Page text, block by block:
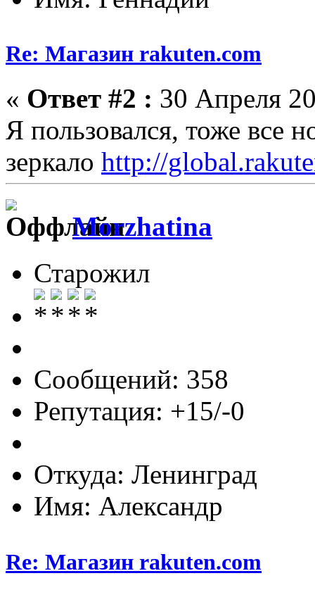
Re: Магазин rakuten.com
« Ответ #2 : 30 Апреля
Я пользовался, тоже все
зеркало http://
Morzhatina
Старожил
Сообщений: 358
Репутация: +15/-0
Откуда: Ленинград
Имя: Александр
Re: Магазин rakuten.com